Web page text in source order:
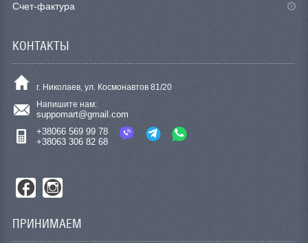
Счет-фактура
КОНТАКТЫ
г. Николаев, ул. Космонавтов 81/20
Напишите нам:
suppomart@gmail.com
+38066 569 99 78
+38063 306 82 68
ПРИНИМАЕМ